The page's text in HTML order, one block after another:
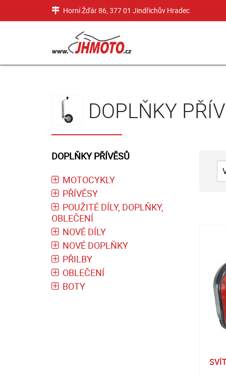
Horní Žďár 86, 377 01 Jindřichův Hradec
DOPLŇKY
DOPLŇKY PŘÍVĚSŮ
MOTOCYKLY
PŘÍVĚSY
POUŽITÉ DÍLY, DOPLŇKY,
OBLEČENÍ
NOVÉ DÍLY
NOVÉ DOPLŇKY
PŘILBY
OBLEČENÍ
BOTY